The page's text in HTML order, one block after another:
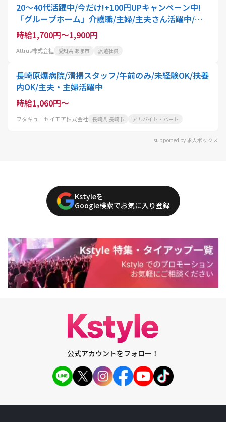
20～40代活躍中/今だけ!+100円UPキャンペーン中!
「グループホーム」介護職/主婦/主夫さん活躍中/時
給1,700円～/あま市のグループホームで生活全般のサ
ポート 週2日～勤務可 残業なし マイカー通勤OK シフ
ト自由 平日のみOK
時給1,700円～1,900円
Attrus株式会社 愛知県 あま市 派遣社員
長崎原爆病院/清掃スタッフ/午前のみ/未経験OK/扶養
内OK/主夫・主婦活躍中
時給1,060円～
ワタキューセイモア株式会社 長崎県 長崎市 アルバイト・パート
supported by 求人ボックス
Kstyleを
Google検索でお気に入り登録
公式アカウントをフォロー！